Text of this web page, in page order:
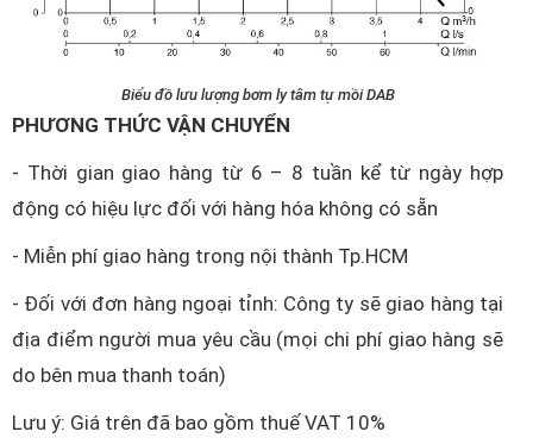
Biểu đồ lưu lượng bơm ly tâm tự mồi DAB
PHƯƠNG THỨC VẬN CHUYỂN
- Thời gian giao hàng từ 6 – 8 tuần kể từ ngày hợp
động có hiệu lực đối với hàng hóa không có sẵn
- Miễn phí giao hàng trong nội thành Tp.HCM
- Đối với đơn hàng ngoại tỉnh: Công ty sẽ giao hàng tại
địa điểm người mua yêu cầu (mọi chi phí giao hàng sẽ
do bên mua thanh toán)
Lưu ý: Giá trên đã bao gồm thuế VAT 10%